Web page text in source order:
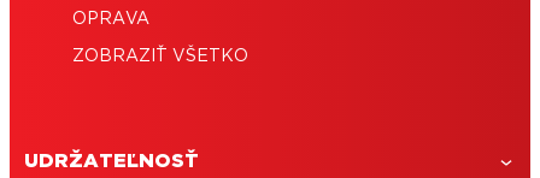
OPRAVA
ZOBRAZIŤ VŠETKO
UDRŽATEĽNOSŤ